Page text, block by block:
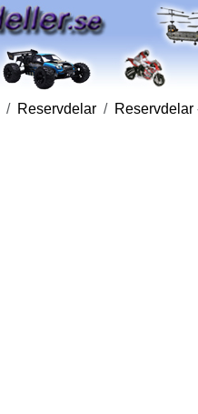
Reservdelar Reservdelar